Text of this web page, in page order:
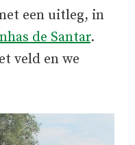
een uitleg, in
de Santar.
veld en we